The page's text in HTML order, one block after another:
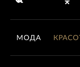
МОДА